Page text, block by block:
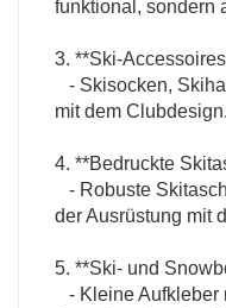
funktional, sondern
3. **Ski-
- Skisocken,
mit dem Clubdesign.
4. **Bedruckte
- Robuste
der Ausrüstung mit
5. **Ski- und
- Kleine Aufkleber